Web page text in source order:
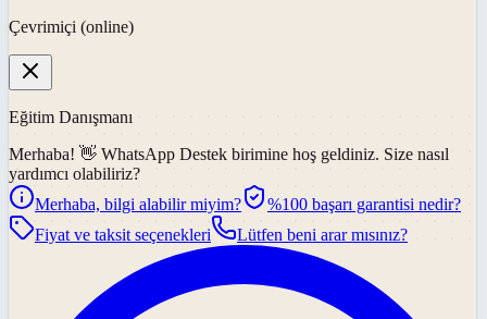
Çevrimiçi (online)
Eğitim Danışmanı
Merhaba! 👋 WhatsApp Destek birimine hoş geldiniz. Size nasıl
yardımcı olabiliriz?
Merhaba, bilgi alabilir miyim?
%100 başarı garantisi nedir?
Fiyat ve taksit seçenekleri
Lütfen beni arar mısınız?